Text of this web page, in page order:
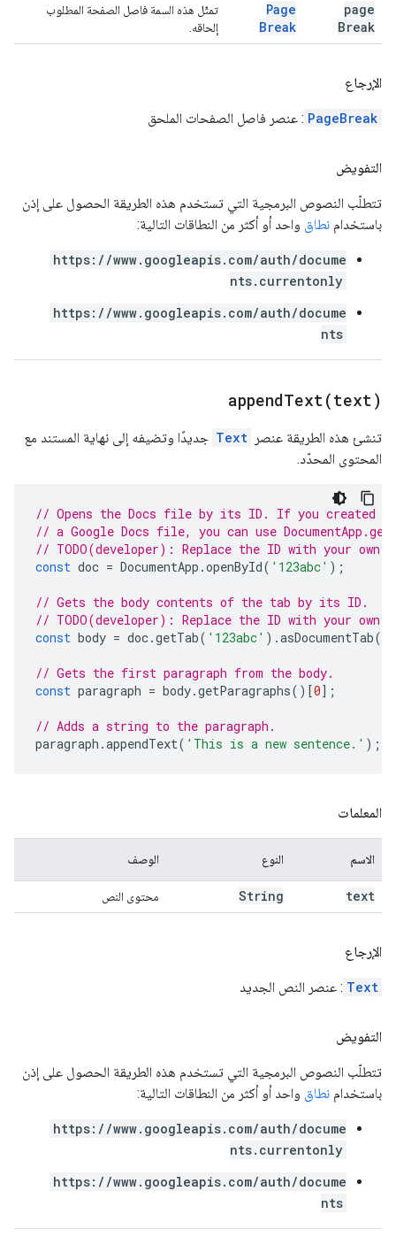
page
Break
Page
Break
تمثّل هذه السمة فاصل الصفحة المطلوب
إلحاقه.
الإرجاع
PageBreak : عنصر فاصل الصفحات الملحق
التفويض
تتطلّب النصوص البرمجية التي تستخدم هذه الطريقة الحصول على إذن
باستخدام نطاق واحد أو أكثر من النطاقات التالية:
https://www.googleapis.com/auth/docume
nts.currentonly
https://www.googleapis.com/auth/docume
nts
appendText(text)
تنشئ هذه الطريقة عنصر Text جديدًا وتضيفه إلى نهاية المستند مع
المحتوى المحدّد.
// Opens the Docs file by its ID. If you created
// a Google Docs file, you can use
// TODO(developer): Replace the ID with your own.
const doc = DocumentApp .openById( '123abc' );
// Gets the body contents of the tab by its ID.
// TODO(developer): Replace the ID with your own.
const body = doc.getTab( '123abc' ).asDocumentTab().
// Gets the first paragraph from the body.
const paragraph = body.getParagraphs()[0];
// Adds a string to the paragraph.
paragraph .appendText( 'This is a new sentence.' );
المعلمات
الاسم النوع الوصف
text
String محتوى النص
الإرجاع
Text : عنصر النص الجديد
التفويض
تتطلّب النصوص البرمجية التي تستخدم هذه الطريقة الحصول على إذن
باستخدام نطاق واحد أو أكثر من النطاقات التالية:
https://www.googleapis.com/auth/docume
nts.currentonly
https://www.googleapis.com/auth/docume
nts